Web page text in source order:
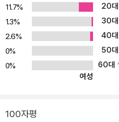
11.7%
20대
1.3%
30대
2.6%
40대
0%
50대
0%
60대
여성
100자평